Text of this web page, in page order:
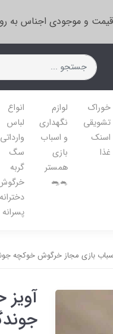
و موجودی اجناس به
خوراک
تشویقی
اسنک
غذا
لوازم
نگهداری
و اسباب
بازی
همستر
🐁🐀
انواع
لباس
وارداتی
سگ
گربه
دخترانه
پسرانه
بازی مجاز خرگوش خوکچه